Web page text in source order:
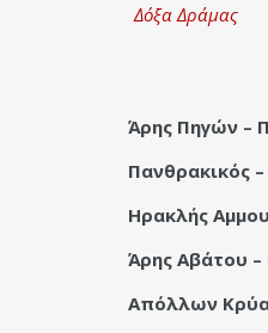
Δόξα Δράμας
Άρης Πηγών –
Πανθρακικός
Ηρακλής
Άρης Αβάτου
Απόλλων